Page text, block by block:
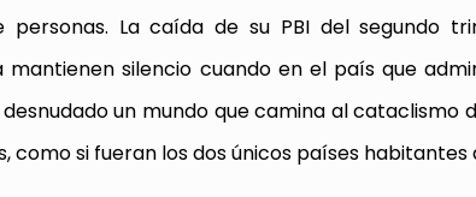
La caída de su PBI del segundo
silencio cuando en el país que
desnudado un mundo que camina al
como si fueran los dos únicos países habitantes